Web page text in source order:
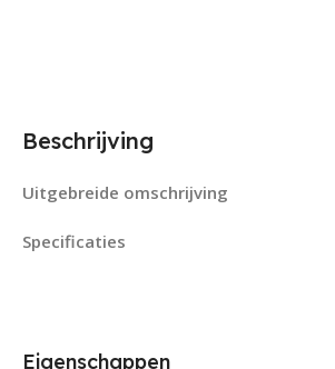
Beschrijving
Uitgebreide omschrijving
Specificaties
Eigenschappen